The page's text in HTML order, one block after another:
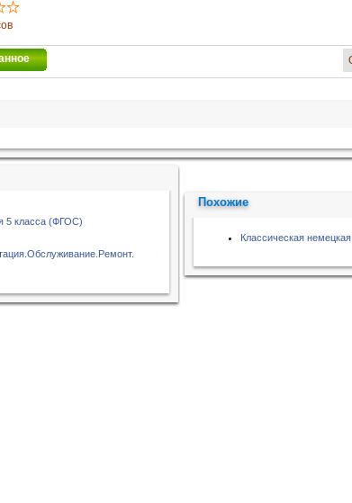
5 класса (ФГОС)
Похожие
Классическая